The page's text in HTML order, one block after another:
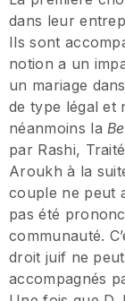
dans leur
Ils sont
notion a un
un mariage
de type légal et
néanmoins la
par Rashi,
Aroukh à la
couple ne peut
pas été
communauté.
droit juif ne
accompagnés